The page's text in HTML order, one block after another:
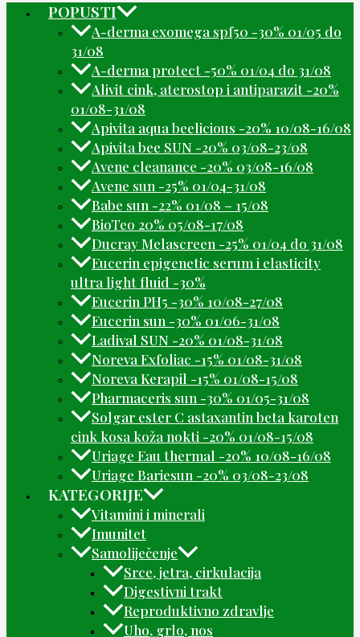
POPUSTI
A-derma exomega spf50 -30% 01/05 do
31/08
A-derma protect -50% 01/04 do 31/08
Alivit cink, aterostop i antiparazit -20%
01/08-31/08
Apivita aqua beelicious -20% 10/08-16/08
Apivita bee SUN -20% 03/08-23/08
Avene cleanance -20% 03/08-16/08
Avene sun -25% 01/04-31/08
Babe sun -22% 01/08 – 15/08
BioTeo 20% 05/08-17/08
Ducray Melascreen -25% 01/04 do 31/08
Eucerin epigenetic serum i elasticity
ultra light fluid -30%
Eucerin PH5 -30% 10/08-27/08
Eucerin sun -30% 01/06-31/08
Ladival SUN -20% 01/08-31/08
Noreva Exfoliac -15% 01/08-31/08
Noreva Kerapil -15% 01/08-15/08
Pharmaceris sun -30% 01/05-31/08
Solgar ester C astaxantin beta karoten
cink kosa koža nokti -20% 01/08-15/08
Uriage Eau thermal -20% 10/08-16/08
Uriage Bariesun -20% 03/08-23/08
KATEGORIJE
Vitamini i minerali
Imunitet
Samoliječenje
Srce, jetra, cirkulacija
Digestivni trakt
Reproduktivno zdravlje
Uho, grlo, nos